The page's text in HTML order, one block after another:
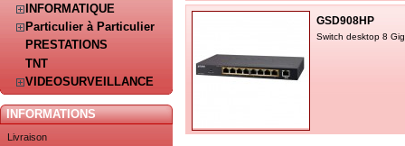
INFORMATIQUE
Particulier à Particulier
PRESTATIONS
TNT
VIDEOSURVEILLANCE
INFORMATIONS
Livraison
GSD908HP
Switch desktop 8